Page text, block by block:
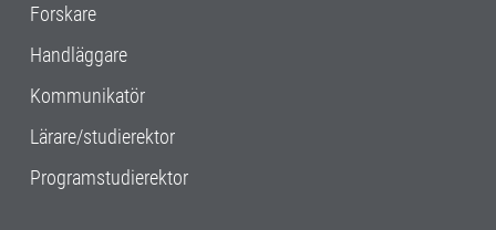
Forskare
Handläggare
Kommunikatör
Lärare/studierektor
Programstudierektor